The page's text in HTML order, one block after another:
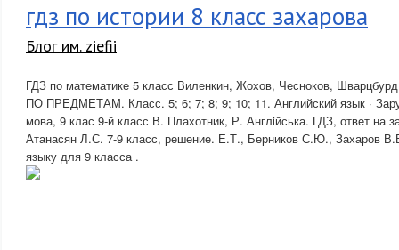
гдз по истории 8 класс захарова
Блог им. ziefii
ГДЗ по математике 5 класс Виленкин, Жохов, Чесноков,
ПО ПРЕДМЕТАМ. Класс. 5; 6; 7; 8; 9; 10; 11. Английский язык ·
мова, 9 клас 9-й класс В. Плахотник, Р. Англiйська. ГДЗ, ответ на
Атанасян Л.С. 7-9 класс, решение. Е.Т., Берников С.Ю., Захаров
языку для 9 класса .